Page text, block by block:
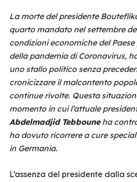
La morte del presidente
quarto mandato nel settembre
condizioni economiche del
della pandemia di Coronavirus,
uno stallo politico senza
cronicizzare il malcontento
continue rivolte. Questa
momento in cui l’attuale
Abdelmadjid Tebbouneha
ha dovuto ricorrere a cure
in Germania.
L’assenza del presidente dalla